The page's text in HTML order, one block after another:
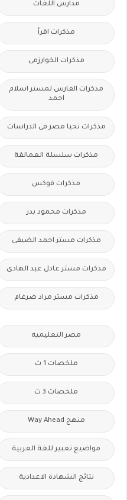
مدارس اللغات
مذكرات اقرأ
مذكرات الخوارزمى
مذكرات الفارس لمستر اسلام
احمد
مذكرات تحيا مصر فى الدراسات
مذكرات سلسلة العمالقة
مذكرات فوكس
مذكرات محمود بدر
مذكرات مستر احمد الضيفى
مذكرات مستر عادل عبد الهادى
مذكرات مستر مراد ضرغام
مصر التعليميه
ملخصات 1 ث
ملخصات 3 ث
منهج Way Ahead
مواضيع تعبير للغة العربية
نتائج الشهادة الاعدادية